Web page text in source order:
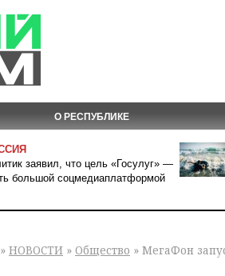
О РЕСПУБЛИКЕ
заявил, что цель «Госулуг» —
большой соцмедиаплатформой
» НОВОСТИ » Общество » МегаФон